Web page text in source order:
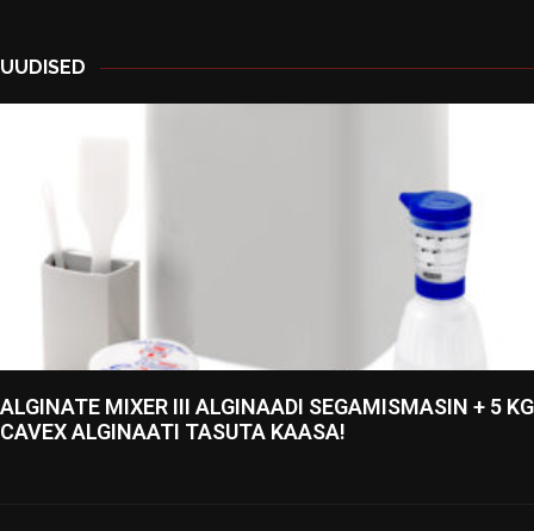
UUDISED
ALGINATE MIXER III ALGINAADI SEGAMISMASIN + 5 KG
CAVEX ALGINAATI TASUTA KAASA!